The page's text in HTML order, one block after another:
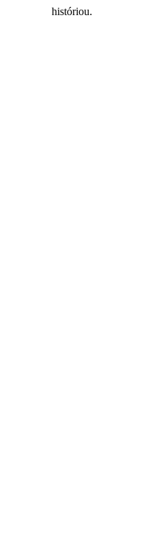
históriou.